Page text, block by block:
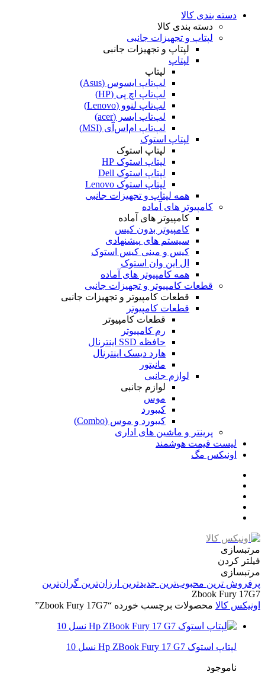
دسته بندی کالا
دسته بندی کالا
لپتاپ و تجهیزات جانبی
لپتاپ و تجهیزات جانبی
لپتاپ
لپتاپ
لپ‌تاپ ایسوس (Asus)
لپ‌تاپ اچ پی (HP)
لپ‌تاپ لنوو (Lenovo)
لپ‌تاپ ایسر (acer)
لپ‌تاپ ام‌اس‌آی (MSI)
لپتاپ استوک
لپتاپ استوک
لپتاپ استوک HP
لپتاپ استوک Dell
لپتاپ استوک Lenovo
همه لپتاپ و تجهیزات جانبی
کامپیوتر های آماده
کامپیوتر های آماده
کامپیوتر بدون کیس
سیستم های پیشنهادی
کیس و مینی کیس استوک
ال این وان استوک
همه کامپیوتر های آماده
قطعات کامپیوتر و تجهیزات جانبی
قطعات کامپیوتر و تجهیزات جانبی
قطعات کامپیوتر
قطعات کامپیوتر
رم کامپیوتر
حافظه SSD اینترنال
هارد دیسک اینترنال
مانیتور
لوازم جانبی
لوازم جانبی
موس
کیبورد
کیبورد و موس (Combo)
پرینتر و ماشین های اداری
لیست قیمت هوشمند
اونیکس مگ
مرتبسازی
فیلتر کردن
مرتبسازی
پرفروش ترین محبوب‌ترین جدیدترین ارزان‌ترین گران‌ترین
Zbook Fury 17G7
اونیکس کالا محصولات برچسب خورده “Zbook Fury 17G7”
لپتاپ استوک Hp ZBook Fury 17 G7 نسل 10
ناموجود